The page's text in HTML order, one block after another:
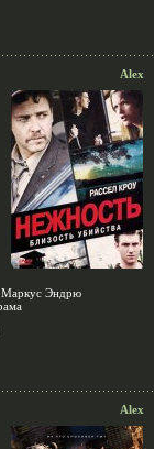
Alex
Эндрю
Alex